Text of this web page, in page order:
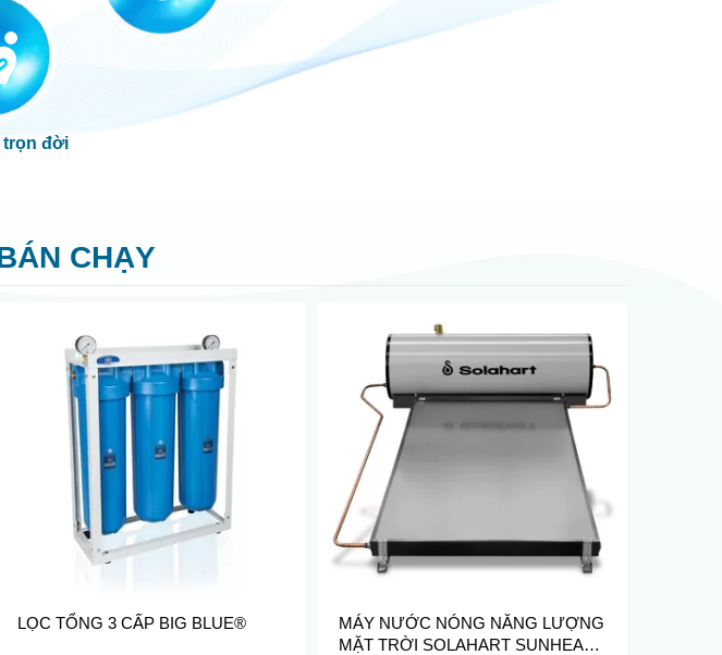
trọn đời
CHẠY
LỌC TỔNG 3 CẤP BIG BLUE®
MÁY NƯỚC NÓNG NĂNG LƯỢNG
MẶT TRỜI SOLAHART SUNHEAT